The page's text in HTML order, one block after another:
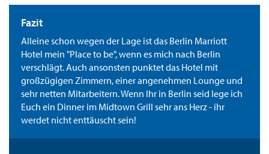
Fazit
Alleine schon wegen der Lage ist das Berlin Marriott
Hotel mein "Place to be", wenn es mich nach Berlin
verschlägt. Auch ansonsten punktet das Hotel mit
großzügigen Zimmern, einer angenehmen Lounge und
sehr netten Mitarbeitern. Wenn Ihr in Berlin seid lege ich
Euch ein Dinner im Midtown Grill sehr ans Herz - ihr
werdet nicht enttäuscht sein!